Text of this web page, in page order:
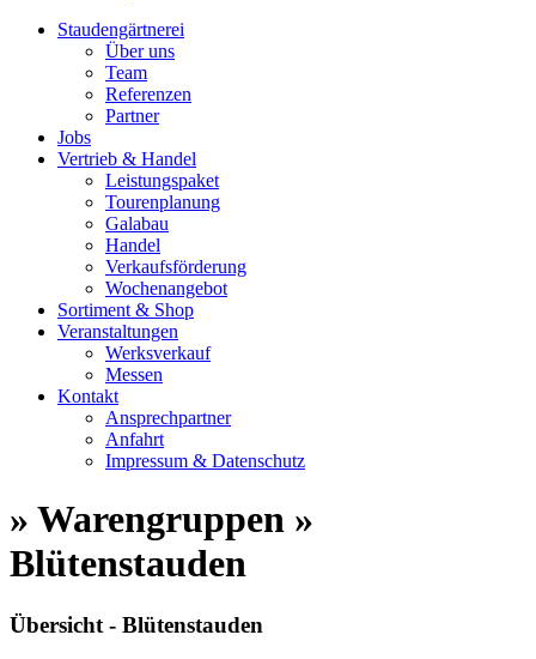
Staudengärtnerei
Über uns
Team
Referenzen
Partner
Jobs
Vertrieb & Handel
Leistungspaket
Tourenplanung
Galabau
Handel
Verkaufsförderung
Wochenangebot
Sortiment & Shop
Veranstaltungen
Werksverkauf
Messen
Kontakt
Ansprechpartner
Anfahrt
Impressum & Datenschutz
» Warengruppen »
Blütenstauden
Übersicht - Blütenstauden